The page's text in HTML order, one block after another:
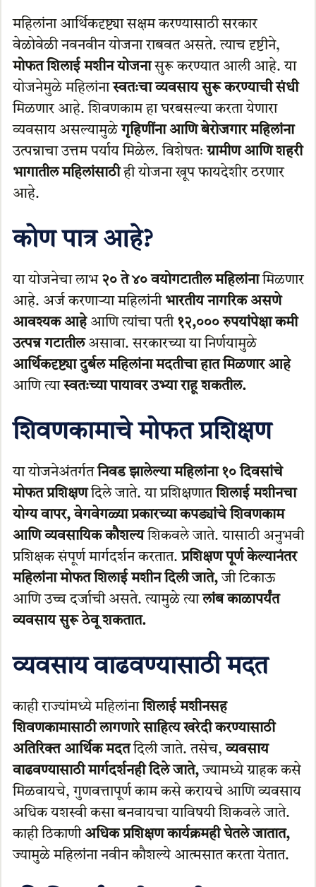
महिलांना आर्थिकदृष्ट्या सक्षम करण्यासाठी सरकार
वेळोवेळी नवनवीन योजना राबवत असते. त्याच दृष्टीने,
मोफत शिलाई मशीन योजनासुरू करण्यात आली आहे. या
योजनेमुळे महिलांनास्वतःचा व्यवसाय सुरू करण्याची संधी
मिळणार आहे. शिवणकाम हा घरबसल्या करता येणारा
व्यवसाय असल्यामुळेगृहिणींना आणि बेरोजगार महिलांना
उत्पन्नाचा उत्तम पर्याय मिळेल. विशेषतःग्रामीण आणि शहरी
भागातील महिलांसाठीही योजना खूप फायदेशीर ठरणार
आहे.
कोण पात्र आहे?
या योजनेचा लाभ २० ते ४० वयोगटातील महिलांनामिळणार
आहे. अर्ज करणाऱ्या महिलांनी भारतीय नागरिक असणे
आवश्यक आहेआणि त्यांचा पती १२,००० रुपयांपेक्षा कमी
उत्पन्न गटातीलअसावा. सरकारच्या या निर्णयामुळे
आर्थिकदृष्ट्या दुर्बल महिलांना मदतीचा हात मिळणार आहे
आणि त्यास्वतःच्या पायावर उभ्या राहू शकतील.
शिवणकामाचे मोफत प्रशिक्षण
या योजनेअंतर्गतनिवड झालेल्या महिलांना १० दिवसांचे
मोफत प्रशिक्षणदिले जाते. या प्रशिक्षणातशिलाई मशीनचा
योग्य वापर, वेगवेगळ्या प्रकारच्या कपड्यांचे शिवणकाम
आणि व्यवसायिक कौशल्यशिकवले जाते. यासाठी अनुभवी
प्रशिक्षक संपूर्ण मार्गदर्शन करतात.प्रशिक्षण पूर्ण केल्यानंतर
महिलांना मोफत शिलाई मशीन दिली जाते,जी टिकाऊ
आणि उच्च दर्जाची असते. त्यामुळे त्यालांब काळापर्यंत
व्यवसाय सुरू ठेवू शकतात.
व्यवसाय वाढवण्यासाठी मदत
काही राज्यांमध्ये महिलांनाशिलाई मशीनसह
शिवणकामासाठी लागणारे साहित्य खरेदी करण्यासाठी
अतिरिक्त आर्थिक मदतदिली जाते. तसेच,व्यवसाय
वाढवण्यासाठी मार्गदर्शनही दिले जाते,ज्यामध्ये ग्राहक कसे
मिळवायचे, गुणवत्तापूर्ण काम कसे करायचे आणि व्यवसाय
अधिक यशस्वी कसा बनवायचा याविषयी शिकवले जाते.
काही ठिकाणी अधिक प्रशिक्षण कार्यक्रमही घेतले जातात,
ज्यामुळे महिलांना नवीन कौशल्ये आत्मसात करता येतात.